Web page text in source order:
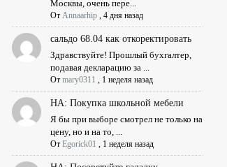
Москвы, очень пере...
От Annaarhip, 4 дня назад
сальдо 68.04 как откоректировать
Здравствуйте! Прошлый бухгалтер,
подавая декларацию за ...
От mary0311 , 1 неделя назад
НА: Покупка школьной мебели
Я бы при выборе смотрел не только на
цену, но и на то, ...
От Egorick01 , 1 неделя назад